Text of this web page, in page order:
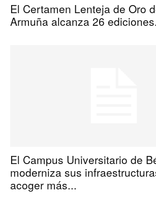
El Certamen Lenteja de Oro
Armuña alcanza 26
El Campus Universitario de
moderniza sus
acoger más...